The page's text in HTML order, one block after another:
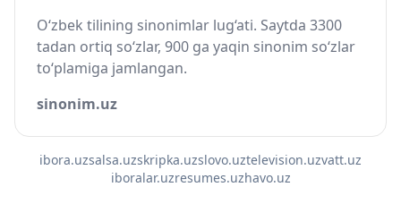
O‘zbek tilining sinonimlar lug‘ati. Saytda 3300
tadan ortiq so‘zlar, 900 ga yaqin sinonim so‘zlar
to‘plamiga jamlangan.
sinonim.uz
ibora.uzsalsa.uzskripka.uzslovo.uztelevision.uzvatt.uz
iboralar.uzresumes.uzhavo.uz